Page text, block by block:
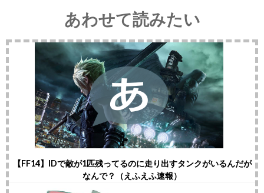
あわせて読みたい
【FF14】IDで敵が1匹残ってるのに走り出すタンクがいるんだが
なんで？（えふえふ速報）